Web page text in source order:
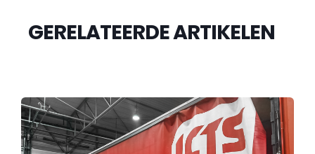
GERELATEERDE ARTIKELEN